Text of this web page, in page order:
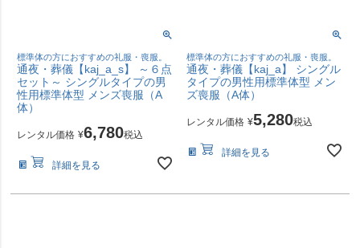
標準体の方におすすめの礼服・喪服。
通夜・葬儀【kaj_a_s】 ～６点
セット～ シングルタイプの男
性用標準体型 メンズ喪服（A
体）
レンタル価格 ¥6,780税込
詳細を見る
標準体の方におすすめの礼服・喪服。
通夜・葬儀【kaj_a】 シングル
タイプの男性用標準体型 メン
ズ喪服（A体）
レンタル価格 ¥5,280税込
詳細を見る